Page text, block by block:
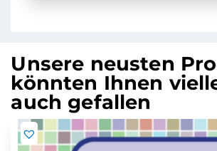
Unsere neusten
könnten Ihnen
auch gefallen